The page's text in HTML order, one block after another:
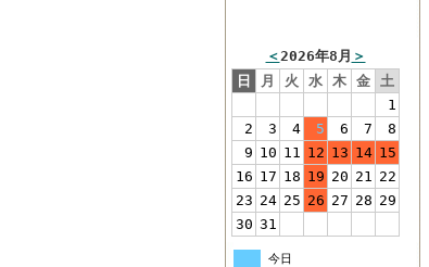
＜2026年8月 ＞
日
月 火 水 木 金 土
1
2
3 4 5 6 7
8
9 10 11 12 13 14 15
16 17 18 19 20 21 22
23 24 25 26 27 28 29
30 31
今日